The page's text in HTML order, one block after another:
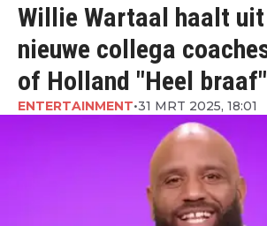
Willie Wartaal haalt
nieuwe collega
of Holland "Heel
ENTERTAINMENT•31 MRT 2025, 18:01